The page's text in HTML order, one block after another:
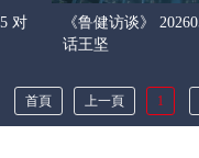
对
《鲁健访谈》
话王坚
首頁 上一頁 1